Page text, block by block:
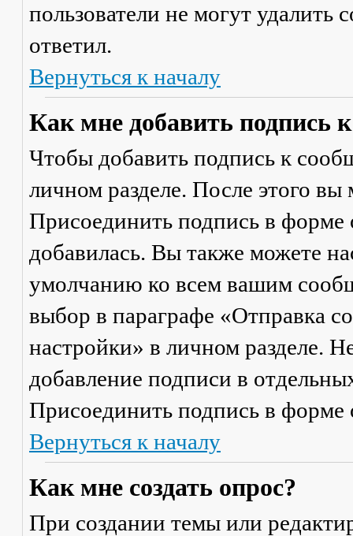
пользователи не могут удалить
ответил.
Вернуться к началу
Как мне добавить подпись
Чтобы добавить подпись к
личном разделе. После этого
Присоединить подпись в форме
добавилась. Вы также можете
умолчанию ко всем вашим
выбор в параграфе «Отправка
настройки» в личном разделе.
добавление подписи в
Присоединить подпись в форме
Вернуться к началу
Как мне создать опрос?
При создании темы или